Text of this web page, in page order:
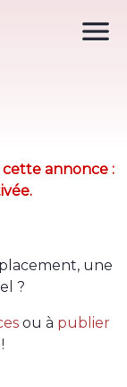
cette annonce :
une
?
ou à publier
!
